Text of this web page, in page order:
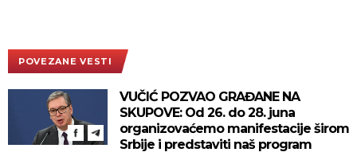
POVEZANE VESTI
VUČIĆ POZVAO GRAĐANE NA
SKUPOVE: Od 26. do 28. juna
organizovaćemo manifestacije širom
Srbije i predstaviti naš program